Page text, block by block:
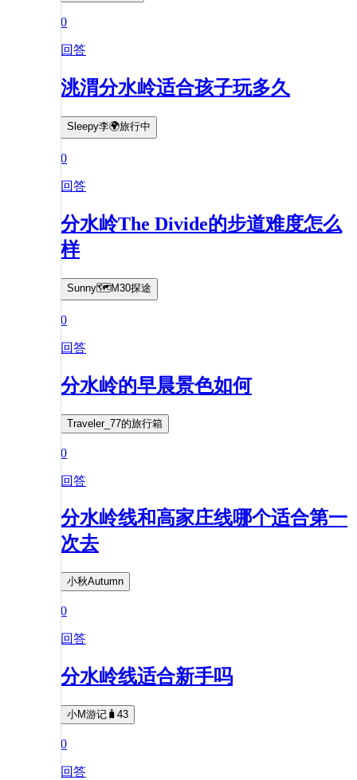
0
回答
洮渭分水岭适合孩子玩多久
Sleepy李🌍旅行中
0
回答
分水岭The Divide的步道难度怎么
样
Sunny🗺️M30探途
0
回答
分水岭的早晨景色如何
Traveler_77的旅行箱
0
回答
分水岭线和高家庄线哪个适合第一
次去
小秋Autumn
0
回答
分水岭线适合新手吗
小M游记🧳43
0
回答